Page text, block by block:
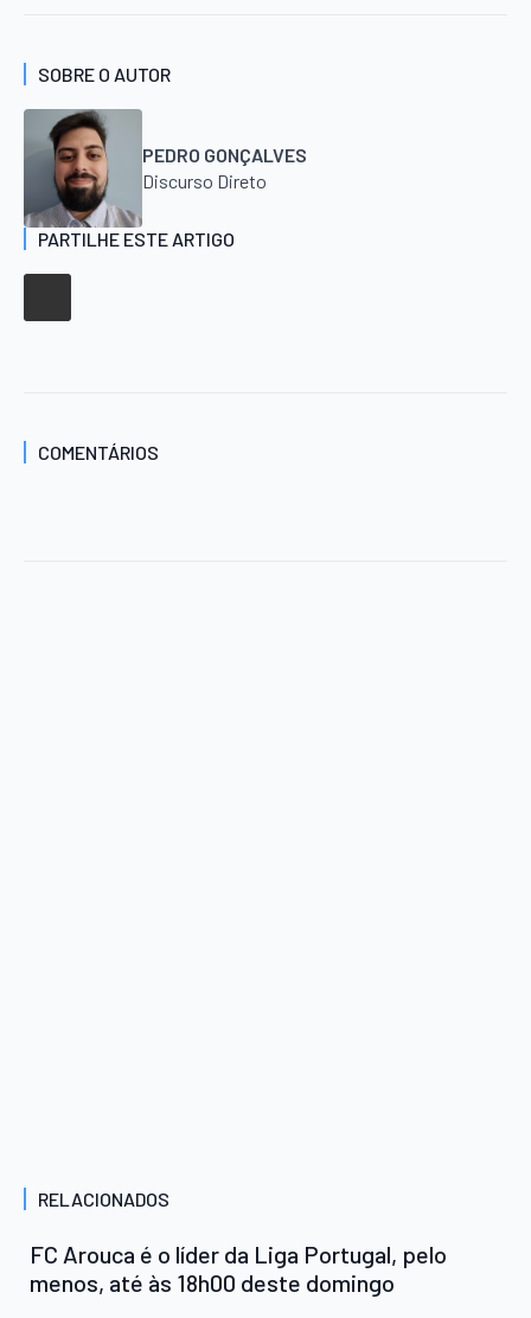
SOBRE O AUTOR
PEDRO GONÇALVES
Discurso Direto
PARTILHE ESTE ARTIGO
COMENTÁRIOS
RELACIONADOS
FC Arouca é o líder da Liga Portugal, pelo
menos, até às 18h00 deste domingo